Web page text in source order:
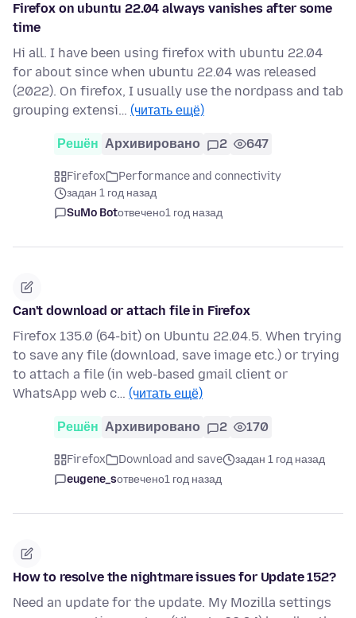
Firefox on ubuntu 22.04 always vanishes after some
time
Hi all. I have been using firefox with ubuntu 22.04
for about since when ubuntu 22.04 was released
(2022). On firefox, I usually use the nordpass and tab
grouping extensi… (читать ещё)
Решён Архивировано 2 647
Firefox
Performance and connectivity
задан 1 год назад
SuMo Botотвечено1 год назад
Can't download or attach file in Firefox
Firefox 135.0 (64-bit) on Ubuntu 22.04.5. When trying
to save any file (download, save image etc.) or trying
to attach a file (in web-based gmail client or
WhatsApp web c… (читать ещё)
Решён Архивировано 2 170
Firefox Download and save
задан 1 год назад
eugene_sотвечено1 год назад
How to resolve the nightmare issues for Update 152?
Need an update for the update. My Mozilla settings